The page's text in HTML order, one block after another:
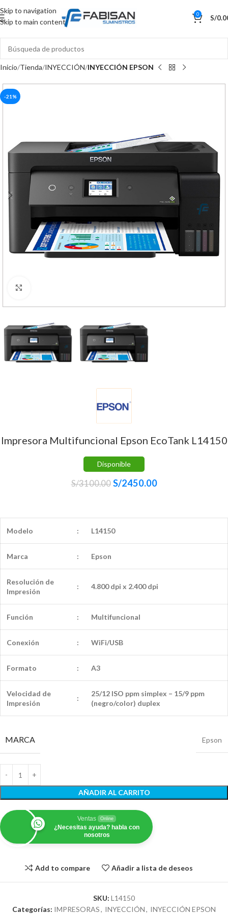
Skip to navigation
Skip to main content
0 S/
Inicio Tienda INYECCIÓN INYECCIÓN EPSON
-21%
Impresora Multifuncional Epson EcoTank L14150
Disponible
S/3100.00 S/2450.00
Modelo : L14150
Marca : Epson
Resolución de
Impresión
: 4.800 dpi x 2.400 dpi
Función : Multifuncional
Conexión : WiFi/USB
Formato : A3
Velocidad de
Impresión
:
25/12 ISO ppm simplex – 15/9 ppm
(negro/color) duplex
MARCA Epson
AÑADIR AL CARRITO
Ventas Online
¿Necesitas ayuda? habla con
nosotros
Add to compare Añadir a lista de deseos
SKU: L14150
Categorías: IMPRESORAS, INYECCIÓN, INYECCIÓN EPSON